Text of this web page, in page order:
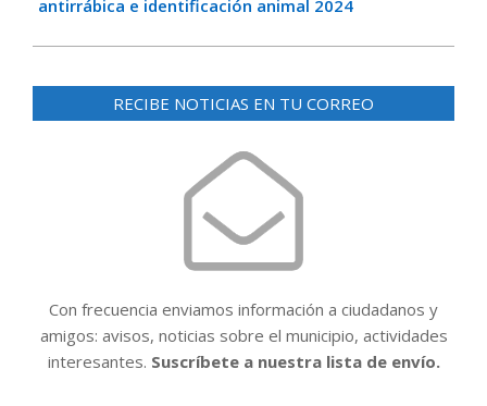
antirrábica e identificación animal 2024
RECIBE NOTICIAS EN TU CORREO
Con frecuencia enviamos información a ciudadanos y
amigos: avisos, noticias sobre el municipio, actividades
interesantes. Suscríbete a nuestra lista de envío.